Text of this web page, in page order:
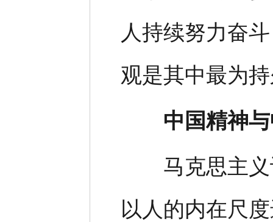
人持续努力奋
观是其中最为
中国精神
马克思主义
以人的内在尺